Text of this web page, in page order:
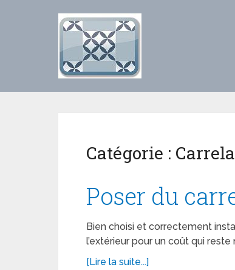
Catégorie :
Poser du
Bien choisi et correctement
l’extérieur pour un coût qui
[Lire la suite...]